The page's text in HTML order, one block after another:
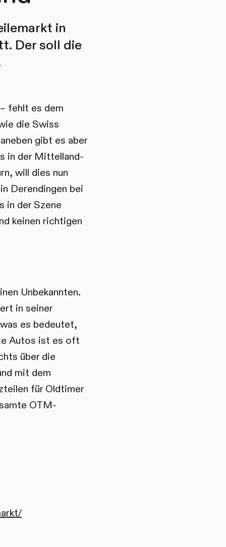
in
Der soll die
fehlt es dem
die Swiss
gibt es aber
in der Mittelland-
will dies nun
Derendingen bei
in der Szene
keinen richtigen
Unbekannten.
in seiner
es bedeutet,
Autos ist es oft
über die
mit dem
für Oldtimer
OTM-